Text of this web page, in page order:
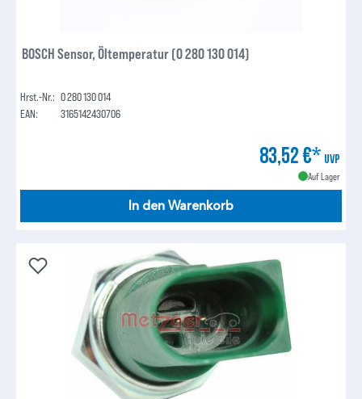
BOSCH Sensor, Öltemperatur (0 280 130 014)
Hrst.-Nr.: 0 280 130 014
EAN:
3165142430706
83,52 €* UVP
Auf Lager
In den Warenkorb